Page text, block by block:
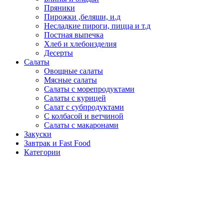
Пряники
Пирожки ,беляши, и.д
Несладкие пироги, пицца и т.д
Постная выпечка
Хлеб и хлебоизделия
Десерты
Салаты
Овощные салаты
Мясные салаты
Салаты с морепродуктами
Салаты с курицей
Салат с субпродуктами
С колбасой и ветчиной
Салаты с макаронами
Закуски
Завтрак и Fast Food
Категории